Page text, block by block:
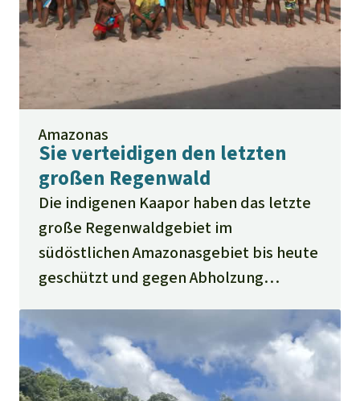
Amazonas
Sie verteidigen den letzten
großen Regenwald
Die indigenen Kaapor haben das letzte
große Regenwaldgebiet im
südöstlichen Amazonasgebiet bis heute
geschützt und gegen Abholzung